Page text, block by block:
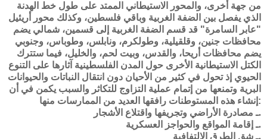
من جهة أخرى، والمحور الاستيطاني الممتد على طول خط الهدنة
الذي يفصل بين الضفة الغربية وباقي فلسطين، وكذلك محور أريئيل
"عابر السامرة" قد قسم الضفة الغربية إلى قسمين، شمالي يضم
محافظات جنين، وقلقيلية، وطولكرم، ونابلس، وطوباس، وجنوبي
يضم محافظات أريحا، والقدس، وبيت لحم، والخليل، فيما ستترك
الكتل الاستيطانية الأخرى حول المدن الفلسطينية آثارها على التنوع
الحيوي إذ تحول في كثير من الأحيان دون انتقال النباتات والحيوانات
البرية وتمنعها من إتمام عملية التزاوج للتكاثر والسبب يكمن في أن
إنشاء هذه المستوطنات رافقها العديد من الممارسات منها:
ـمصادرة الأراضي وتجريفها واقتلاع الأشجار.
ـ إقامة المواقع والحواجز العسكرية.
ـ شق الطرق الالتفافية.